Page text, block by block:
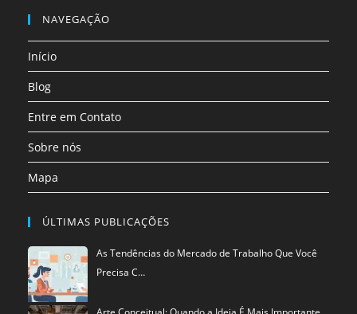
aba
aba
em
uma
nova
NAVEGAÇÃO
Início
Blog
Entre em Contato
Sobre nós
Mapa
ÚLTIMAS PUBLICAÇÕES
As Tendências do Mercado de Trabalho Que Você
Precisa C…